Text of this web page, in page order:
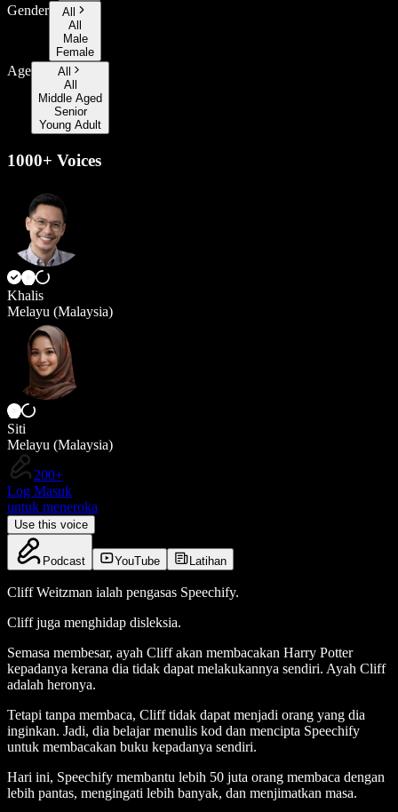
Gender
All
All
Male
Female
Age
All
All
Middle Aged
Senior
Young Adult
1000+ Voices
Khalis
Melayu (Malaysia)
Siti
Melayu (Malaysia)
200+
Log Masuk
untuk meneroka
Use this voice
Podcast YouTube Latihan
Cliff Weitzman ialah pengasas Speechify.
Cliff juga menghidap disleksia.
Semasa membesar, ayah Cliff akan membacakan Harry Potter
kepadanya kerana dia tidak dapat melakukannya sendiri. Ayah Cliff
adalah heronya.
Tetapi tanpa membaca, Cliff tidak dapat menjadi orang yang dia
inginkan. Jadi, dia belajar menulis kod dan mencipta Speechify
untuk membacakan buku kepadanya sendiri.
Hari ini, Speechify membantu lebih 50 juta orang membaca dengan
lebih pantas, mengingati lebih banyak, dan menjimatkan masa.